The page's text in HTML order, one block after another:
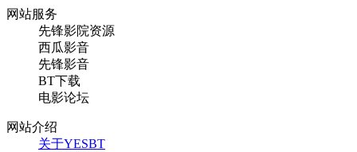
网站服务
先锋影院资源
西瓜影音
先锋影音
BT下载
电影论坛
网站介绍
关于YESBT